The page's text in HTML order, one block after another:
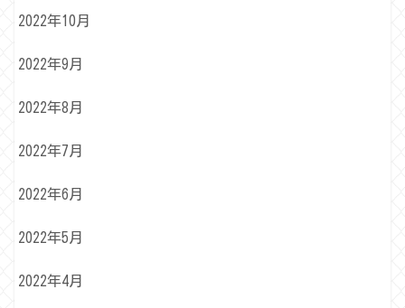
2022年10月
2022年9月
2022年8月
2022年7月
2022年6月
2022年5月
2022年4月